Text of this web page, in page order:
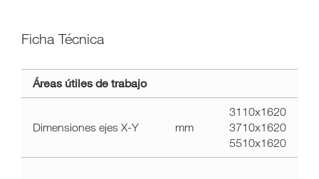
Ficha Técnica
a11y.label.technical_data
morbidelli
Áreas útiles de trabajo
Dimensiones ejes X-Y mm
3110x1620
3710x1620
5510x1620